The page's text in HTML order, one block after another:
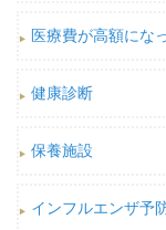
医療費が高額にな
健康診断
保養施設
インフルエンザ予